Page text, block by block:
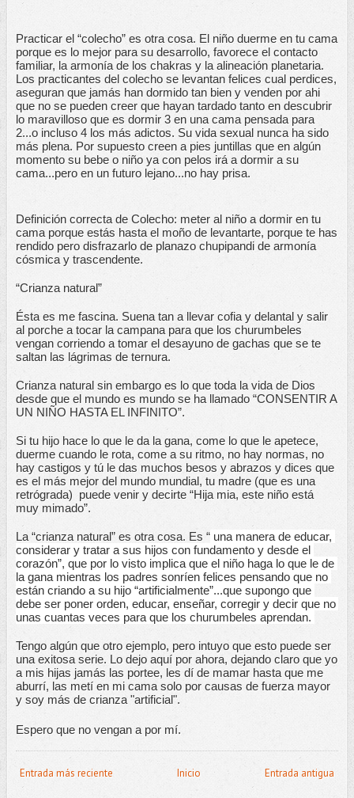
Practicar el “colecho” es otra cosa. El niño duerme en tu cama
porque es lo mejor para su desarrollo, favorece el contacto
familiar, la armonía de los chakras y la alineación planetaria.
Los practicantes del colecho se levantan felices cual perdices,
aseguran que jamás han dormido tan bien y venden por ahi
que no se pueden creer que hayan tardado tanto en descubrir
lo maravilloso que es dormir 3 en una cama pensada para
2...o incluso 4 los más adictos. Su vida sexual nunca ha sido
más plena. Por supuesto creen a pies juntillas que en algún
momento su bebe o niño ya con pelos irá a dormir a su
cama...pero en un futuro lejano...no hay prisa.
Definición correcta de Colecho: meter al niño a dormir en tu
cama porque estás hasta el moño de levantarte, porque te has
rendido pero disfrazarlo de planazo chupipandi de armonía
cósmica y trascendente.
“Crianza natural”
Ésta es me fascina. Suena tan a llevar cofia y delantal y salir
al porche a tocar la campana para que los churumbeles
vengan corriendo a tomar el desayuno de gachas que se te
saltan las lágrimas de ternura.
Crianza natural sin embargo es lo que toda la vida de Dios
desde que el mundo es mundo se ha llamado “CONSENTIR A
UN NIÑO HASTA EL INFINITO”.
Si tu hijo hace lo que le da la gana, come lo que le apetece,
duerme cuando le rota, come a su ritmo, no hay normas, no
hay castigos y tú le das muchos besos y abrazos y dices que
es el más mejor del mundo mundial, tu madre (que es una
retrógrada)  puede venir y decirte “Hija mia, este niño está
muy mimado”.
La “crianza natural” es otra cosa. Es “ una manera de educar,
considerar y tratar a sus hijos con fundamento y desde el
corazón”, que por lo visto implica que el niño haga lo que le de
la gana mientras los padres sonríen felices pensando que no
están criando a su hijo “artificialmente”...que supongo que
debe ser poner orden, educar, enseñar, corregir y decir que no
unas cuantas veces para que los churumbeles aprendan.
Tengo algún que otro ejemplo, pero intuyo que esto puede ser
una exitosa serie. Lo dejo aquí por ahora, dejando claro que yo
a mis hijas jamás las portee, les dí de mamar hasta que me
aburrí, las metí en mi cama solo por causas de fuerza mayor
y soy más de crianza "artificial".
Espero que no vengan a por mí.
Entrada más reciente Entrada antigua
Inicio